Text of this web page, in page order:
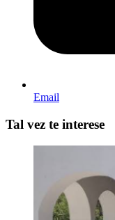
Email
Tal vez te interese